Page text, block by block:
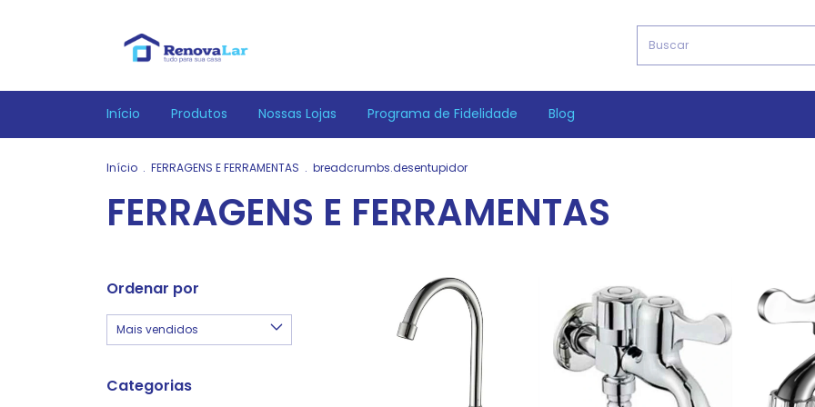
Início Produtos Nossas Lojas Programa de Fidelidade Blog
Início . FERRAGENS E FERRAMENTAS . breadcrumbs.desentupidor
FERRAGENS E FERRAMENTAS
Ordenar por
Categorias